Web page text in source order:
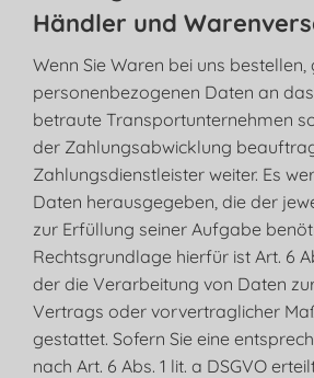
Händler und
Wenn Sie Waren bei uns
personenbezogenen Daten an
betraute Transportunternehmen
der Zahlungsabwicklung
Zahlungsdienstleister weiter. Es
Daten herausgegeben, die der
zur Erfüllung seiner Aufgabe
Rechtsgrundlage hierfür ist Art. 6
der die Verarbeitung von Daten
Vertrags oder vorvertraglicher
gestattet. Sofern Sie eine
nach Art. 6 Abs. 1 lit. a DSGVO